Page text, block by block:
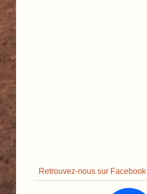
Retrouvez-nous sur Facebook